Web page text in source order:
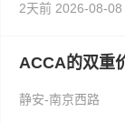
2天前 2026-08-08
ACCA的双重
静安-南京西路